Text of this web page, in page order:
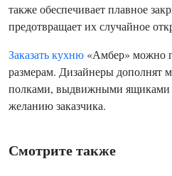
также обеспечивает плавное
предотвращает их случайное
Заказать кухню «Амбер» можно
размерам. Дизайнеры дополнят
полками, выдвижными ящиками
желанию заказчика.
Смотрите также